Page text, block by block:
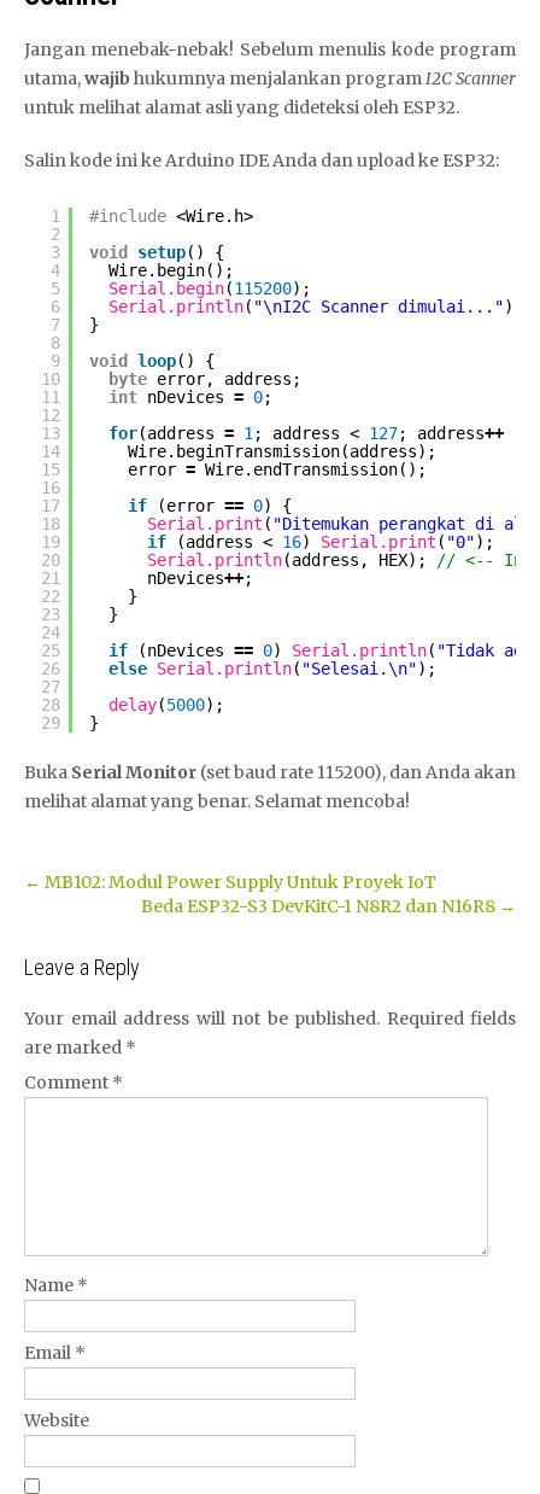
Jangan menebak-nebak! Sebelum menulis kode program
utama,wajib hukumnya menjalankan programI2C Scanner
untuk melihat alamat asli yang dideteksi oleh ESP32.
Salin kode ini ke Arduino IDE Anda dan upload ke ESP32:
1
2
3
4
5
6
7
8
9
10
11
12
13
14
15
16
17
18
19
20
21
22
23
24
25
26
27
28
29
#include <Wire.h>
void
setup() {
Wire.begin();
Serial.begin(115200);
Serial.println( "\nI2C Scanner dimulai...");
}
void
loop() {
byte error, address;
int nDevices = 0;
for(address = 1 ; address < 127; address++
Wire.beginTransmission(address);
error = Wire.endTransmission();
if
(error == 0) {
Serial.print ( "Ditemukan perangkat di
if
(address < 16) Serial.print ( "0");
Serial.println(address, HEX);
// <-- Ini
nDevices++;
}
}
if
(nDevices == 0) Serial.println( "Tidak
else Serial.println( "Selesai.\n");
delay(5000);
}
Buka Serial Monitor (set baud rate 115200), dan Anda akan
melihat alamat yang benar. Selamat mencoba!
Post
← MB102: Modul Power Supply Untuk Proyek IoT
Beda ESP32-S3 DevKitC-1 N8R2 dan N16R8 →
Leave a Reply
Your email address will not be published. Required fields
are marked *
Comment *
Name *
Email *
Website